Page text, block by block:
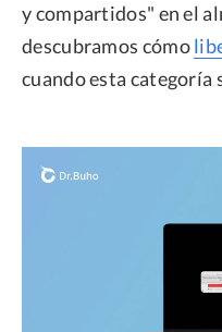
y compartidos" en el
descubramos cómo
cuando esta categoría